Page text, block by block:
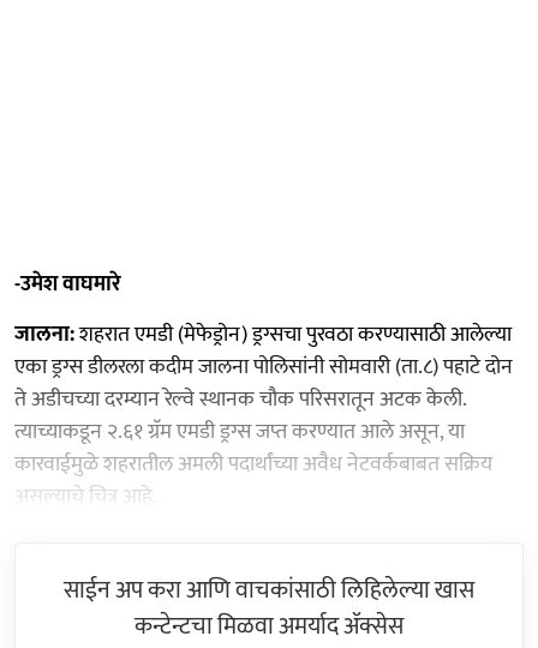
-उमेश वाघमारे
जालना:शहरात एमडी (मेफेड्रोन) ड्रग्सचा पुरवठा करण्यासाठी आलेल्या
एका ड्रग्स डीलरला कदीम जालना पोलिसांनी सोमवारी (ता.८) पहाटे दोन
ते अडीचच्या दरम्यान रेल्वे स्थानक चौक परिसरातून अटक केली.
त्याच्याकडून २.६१ ग्रॅम एमडी ड्रग्स जप्त करण्यात आले असून, या
कारवाईमुळे शहरातील अमली पदार्थांच्या अवैध नेटवर्कबाबत सक्रिय
असल्याचे चित्र आहे.
साईन अप करा आणि वाचकांसाठी लिहिलेल्या खास
कन्टेन्टचा मिळवा अमर्याद ॲक्सेस